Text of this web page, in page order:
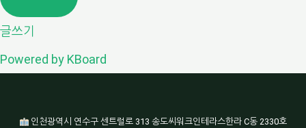
글쓰기
Powered by KBoard
인천광역시 연수구 센트럴로 313 송도씨워크인테라스한라 C동 2330호